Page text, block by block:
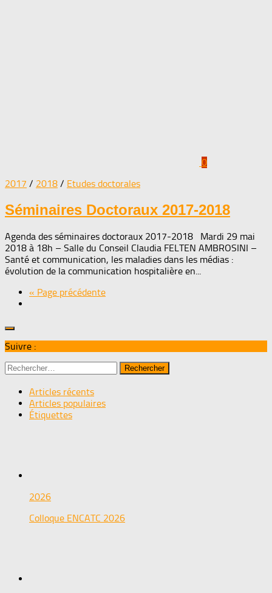
0
2017 / 2018 / Etudes doctorales
Séminaires Doctoraux 2017-2018
Agenda des séminaires doctoraux 2017-2018 Mardi 29 mai
2018 à 18h – Salle du Conseil Claudia FELTEN AMBROSINI –
Santé et communication, les maladies dans les médias :
évolution de la communication hospitalière en...
« Page précédente
Suivre :
Rechercher :
Articles récents
Articles populaires
Étiquettes
2026
Colloque ENCATC 2026